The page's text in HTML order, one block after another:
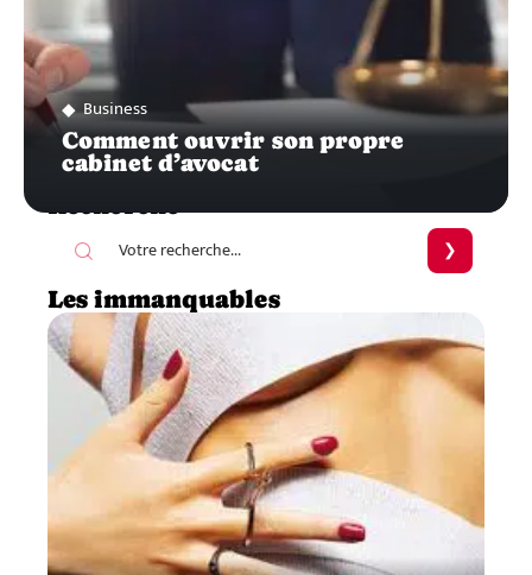
Business
Comment ouvrir son propre
cabinet d’avocat
Recherche
Les immanquables